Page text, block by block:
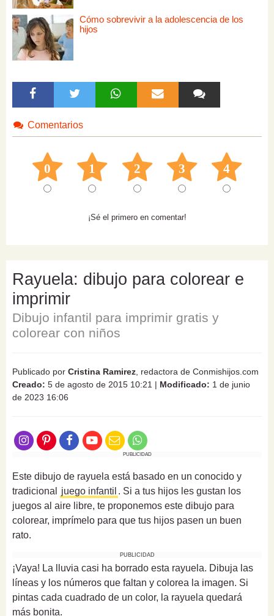
Cómo sobrevivir a la adolescencia de los
hijos
Comentarios
0 1 2 3 4
¡Sé el primero en comentar!
Rayuela: dibujo para colorear e
imprimir
Dibujo infantil para imprimir gratis y
colorear con niños
Publicado por Cristina Ramirez , redactora de Conmishijos.com
Creado: 5 de agosto de 2015 10:21 | Modificado: 1 de junio
de 2023 16:06
PUBLICIDAD
Este dibujo de rayuela está basado en un conocido y
tradicional
juego infantil . Si a tus hijos les gustan los
juegos al aire libre, te proponemos este dibujo para
colorear, imprímelo para que tus hijos pasen un buen
rato.
PUBLICIDAD
¡Vaya! La lluvia casi ha borrado esta rayuela. Dibuja las
líneas y los números que faltan y colorea la imagen. Si
pintas cada cuadrado de un color, la rayuela quedará
más bonita.